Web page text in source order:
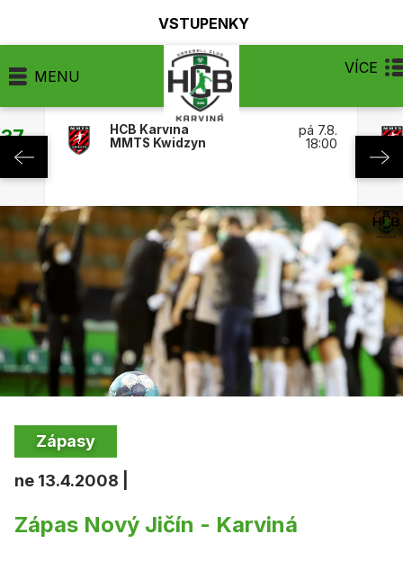
VSTUPENKY
MENU VÍCE
HCB Karviná
MMTS Kwidzyn
pá 7.8.
18:00
Zápasy
ne 13.4.2008 |
Zápas Nový Jičín - Karviná